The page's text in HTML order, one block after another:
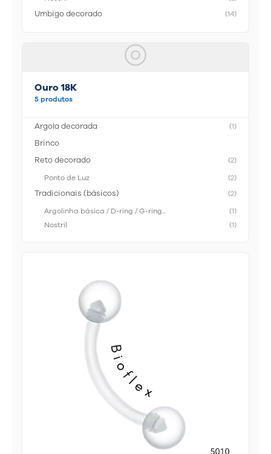
Umbigo decorado (14)
Ouro 18K
5 produtos
Argola decorada (1)
Brinco
Reto decorado
(2)
Ponto de Luz
(2)
Tradicionais (básicos)
(2)
Argolinha básica / D-ring / G-ring...
(1)
Nostril
(1)